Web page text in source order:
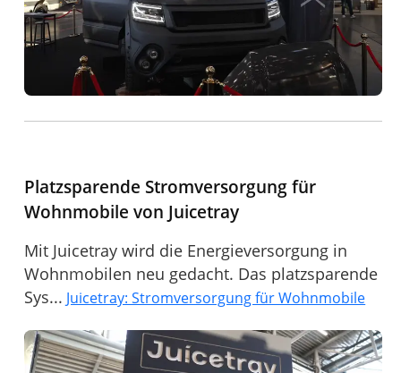
Platzsparende Stromversorgung für
Wohnmobile von Juicetray
Mit Juicetray wird die Energieversorgung in
Wohnmobilen neu gedacht. Das platzsparende
Sys... Juicetray: Stromversorgung für Wohnmobile